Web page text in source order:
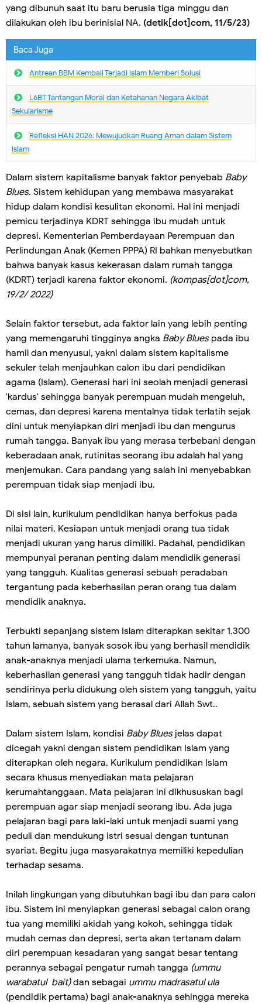
yang dibunuh saat itu baru berusia tiga minggu dan
dilakukan oleh ibu berinisial NA. (detik[dot]com, 11/5/23)
Baca Juga
Antrean BBM Kembali Terjadi lslam Memberi Solusi
L6BT Tantangan Moral dan Ketahanan Negara Akibat
Sekularisme
Refleksi HAN 2026: Mewujudkan Ruang Aman dalam Sistem
Islam
Dalam sistem kapitalisme banyak faktor penyebab Baby
Blues. Sistem kehidupan yang membawa masyarakat
hidup dalam kondisi kesulitan ekonomi. Hal ini menjadi
pemicu terjadinya KDRT sehingga ibu mudah untuk
depresi. Kementerian Pemberdayaan Perempuan dan
Perlindungan Anak (Kemen PPPA) RI bahkan menyebutkan
bahwa banyak kasus kekerasan dalam rumah tangga
(KDRT) terjadi karena faktor ekonomi. (kompas[dot]com,
19/2/ 2022)
Selain faktor tersebut, ada faktor lain yang lebih penting
yang memengaruhi tingginya angka Baby Bluespada ibu
hamil dan menyusui, yakni dalam sistem kapitalisme
sekuler telah menjauhkan calon ibu dari pendidikan
agama (Islam). Generasi hari ini seolah menjadi generasi
'kardus' sehingga banyak perempuan mudah mengeluh,
cemas, dan depresi karena mentalnya tidak terlatih sejak
dini untuk menyiapkan diri menjadi ibu dan mengurus
rumah tangga. Banyak ibu yang merasa terbebani dengan
keberadaan anak, rutinitas seorang ibu adalah hal yang
menjemukan. Cara pandang yang salah ini menyebabkan
perempuan tidak siap menjadi ibu.
Di sisi lain, kurikulum pendidikan hanya berfokus pada
nilai materi. Kesiapan untuk menjadi orang tua tidak
menjadi ukuran yang harus dimiliki. Padahal, pendidikan
mempunyai peranan penting dalam mendidik generasi
yang tangguh. Kualitas generasi sebuah peradaban
tergantung pada keberhasilan peran orang tua dalam
mendidik anaknya.
Terbukti sepanjang sistem Islam diterapkan sekitar 1.300
tahun lamanya, banyak sosok ibu yang berhasil mendidik
anak-anaknya menjadi ulama terkemuka. Namun,
keberhasilan generasi yang tangguh tidak hadir dengan
sendirinya perlu didukung oleh sistem yang tangguh, yaitu
Islam, sebuah sistem yang berasal dari Allah Swt..
Dalam sistem Islam, kondisi Baby Bluesjelas dapat
dicegah yakni dengan sistem pendidikan Islam yang
diterapkan oleh negara. Kurikulum pendidikan Islam
secara khusus menyediakan mata pelajaran
kerumahtanggaan. Mata pelajaran ini dikhususkan bagi
perempuan agar siap menjadi seorang ibu. Ada juga
pelajaran bagi para laki-laki untuk menjadi suami yang
peduli dan mendukung istri sesuai dengan tuntunan
syariat. Begitu juga masyarakatnya memiliki kepedulian
terhadap sesama.
Inilah lingkungan yang dibutuhkan bagi ibu dan para calon
ibu. Sistem ini menyiapkan generasi sebagai calon orang
tua yang memiliki akidah yang kokoh, sehingga tidak
mudah cemas dan depresi, serta akan tertanam dalam
diri perempuan kesadaran yang sangat besar tentang
perannya sebagai pengatur rumah tangga (ummu
warabatul bait)dan sebagai ummu madrasatul ula
(pendidik pertama) bagi anak-anaknya sehingga mereka